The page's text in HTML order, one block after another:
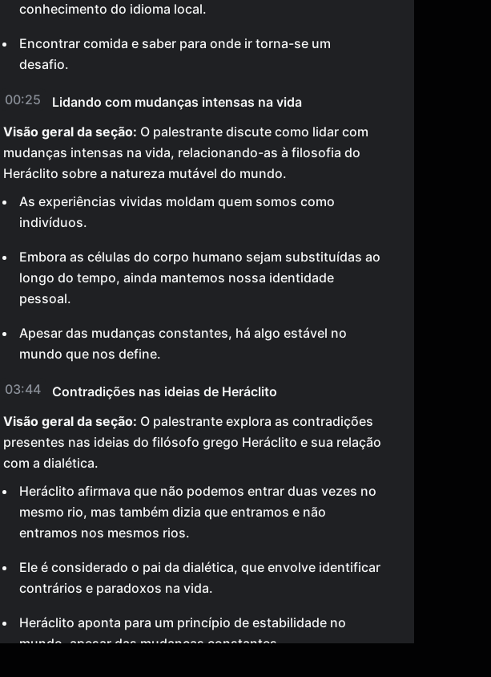
conhecimento do idioma local.
Encontrar comida e saber para onde ir torna-se um
desafio.
00:25
Lidando com mudanças intensas na vida
Visão geral da seção: O palestrante discute como lidar com
mudanças intensas na vida, relacionando-as à filosofia do
Heráclito sobre a natureza mutável do mundo.
As experiências vividas moldam quem somos como
indivíduos.
Embora as células do corpo humano sejam substituídas ao
longo do tempo, ainda mantemos nossa identidade
pessoal.
Apesar das mudanças constantes, há algo estável no
mundo que nos define.
03:44
Contradições nas ideias de Heráclito
Visão geral da seção: O palestrante explora as contradições
presentes nas ideias do filósofo grego Heráclito e sua relação
com a dialética.
Heráclito afirmava que não podemos entrar duas vezes no
mesmo rio, mas também dizia que entramos e não
entramos nos mesmos rios.
Ele é considerado o pai da dialética, que envolve identificar
contrários e paradoxos na vida.
Heráclito aponta para um princípio de estabilidade no
mundo, apesar das mudanças constantes.